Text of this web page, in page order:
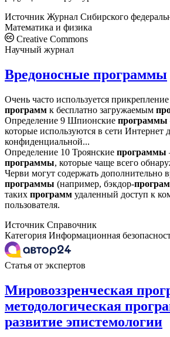
Источник Журнал Сибирского
Математика и физика
Creative Commons
Научный журнал
Вредоносные программы
Очень часто используется
программ к бесплатно загружаемым
Определение 9 Шпионские программы
которые используются в сети Интернет
конфиденциальной...
Определение 10 Троянские программы
программы, которые чаще всего
Черви могут содержать дополнительно
программы (например, бэкдор-
таких программ удаленный доступ к
пользователя.
Источник Справочник
Категория Информационная
Статья от экспертов
Мировоззренческая
методологическая
развитие эпистемологии